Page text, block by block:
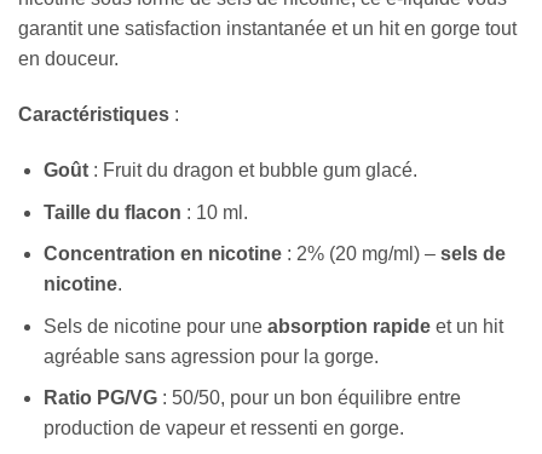
garantit une satisfaction instantanée et un hit en gorge tout
en douceur.
Caractéristiques :
Goût: Fruit du dragon et bubble gum glacé.
Taille du flacon : 10 ml.
Concentration en nicotine: 2% (20 mg/ml) – sels de
nicotine.
Sels de nicotine pour une absorption rapideet un hit
agréable sans agression pour la gorge.
Ratio PG/VG: 50/50, pour un bon équilibre entre
production de vapeur et ressenti en gorge.